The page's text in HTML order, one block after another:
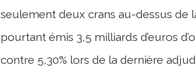
seulement deux crans au-dessus de
pourtant émis 3,5 milliards d’euros
contre 5,30% lors de la dernière